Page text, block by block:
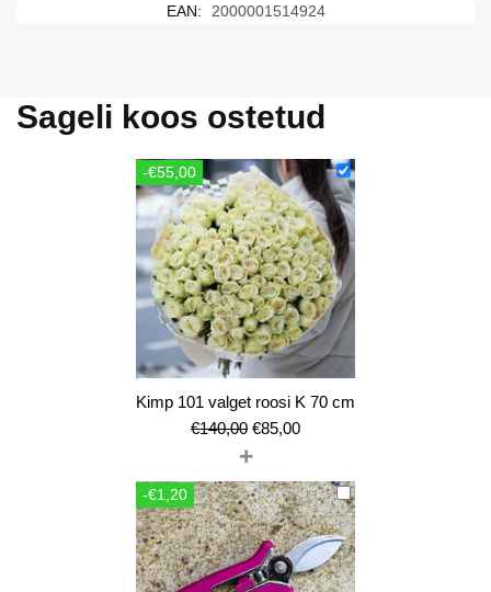
EAN: 2000001514924
Sageli koos ostetud
-€55,00
Kimp 101 valget roosi K 70 cm
€140,00 Algne
hind
oli:
€140,00.
€85,00Current
is:
€85,00.
+
-€1,20